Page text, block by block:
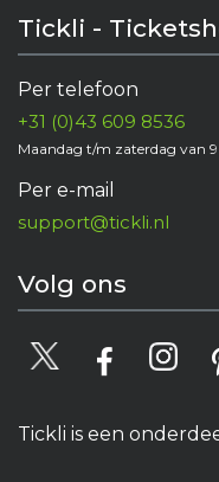
Tickli -
Per telefoon
+31 (0)43 609 8536
Maandag t/m zaterdag van 9
Per e-mail
support@tickli.nl
Volg ons
Tickli is een